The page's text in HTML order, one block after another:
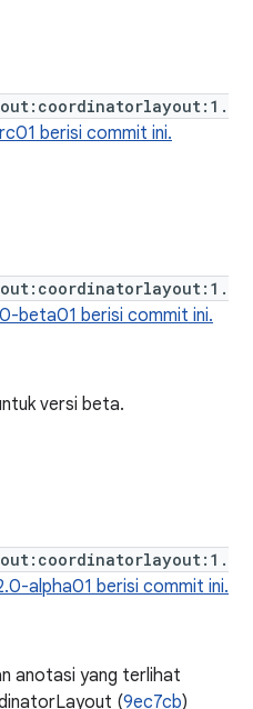
berisi commit ini.
beta01 berisi commit ini.
versi beta.
alpha01 berisi commit ini.
anotasi yang terlihat
(9ec7cb)